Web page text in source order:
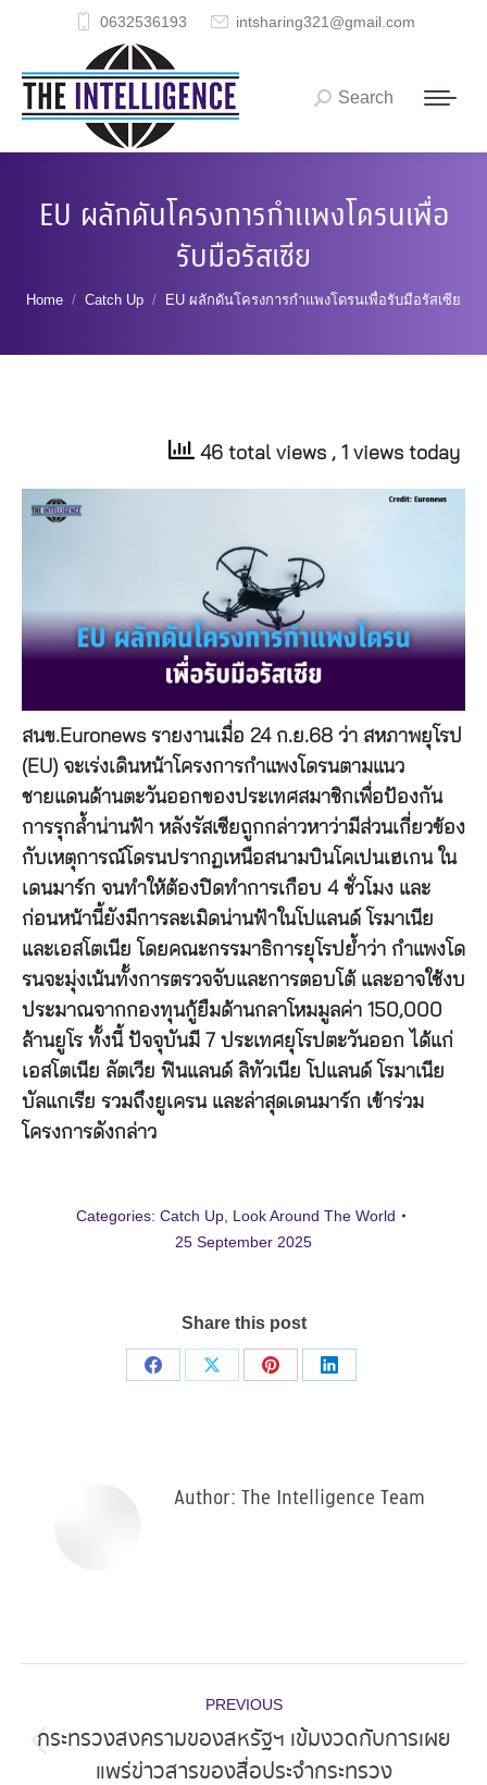
0632536193 intsharing321@gmail.com
Search:
Search
EU ผลักดันโครงการกำแพงโดรนเพื่อ
รับมือรัสเซีย
You are here:
Home Catch Up EU ผลักดันโครงการกำแพงโดรนเพื่อรับมือรัสเซีย
46 total views , 1 views today
สนข.Euronews รายงานเมื่อ 24 ก.ย.68 ว่า สหภาพยุโรป
(EU) จะเร่งเดินหน้าโครงการกำแพงโดรนตามแนว
ชายแดนด้านตะวันออกของประเทศสมาชิกเพื่อป้องกัน
การรุกล้ำน่านฟ้า หลังรัสเซียถูกกล่าวหาว่ามีส่วนเกี่ยวข้อง
กับเหตุการณ์โดรนปรากฏเหนือสนามบินโคเปนเฮเกน ใน
เดนมาร์ก จนทำให้ต้องปิดทำการเกือบ 4 ชั่วโมง และ
ก่อนหน้านี้ยังมีการละเมิดน่านฟ้าในโปแลนด์ โรมาเนีย
และเอสโตเนีย โดยคณะกรรมาธิการยุโรปย้ำว่า กำแพงโด
รนจะมุ่งเน้นทั้งการตรวจจับและการตอบโต้ และอาจใช้งบ
ประมาณจากกองทุนกู้ยืมด้านกลาโหมมูลค่า 150,000
ล้านยูโร ทั้งนี้ ปัจจุบันมี 7 ประเทศยุโรปตะวันออก ได้แก่
เอสโตเนีย ลัตเวีย ฟินแลนด์ ลิทัวเนีย โปแลนด์ โรมาเนีย
บัลแกเรีย รวมถึงยูเครน และล่าสุดเดนมาร์ก เข้าร่วม
โครงการดังกล่าว
Categories: Catch Up, Look Around The World
25 September 2025
Share this post
Share
Share
Share
Share
Author: The Intelligence Team
navigation
PREVIOUS
Previous
กระทรวงสงครามของสหรัฐฯ เข้มงวดกับการเผย
แพร่ข่าวสารของสื่อประจำกระทรวง